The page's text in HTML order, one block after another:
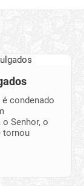
condenado
Senhor, o
tornou